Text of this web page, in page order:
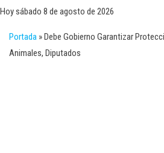
Hoy sábado 8 de agosto de 2026
Portada »Debe Gobierno Garantizar
Animales, Diputados